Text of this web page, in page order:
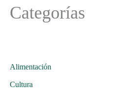
Categorías
Alimentación
Cultura